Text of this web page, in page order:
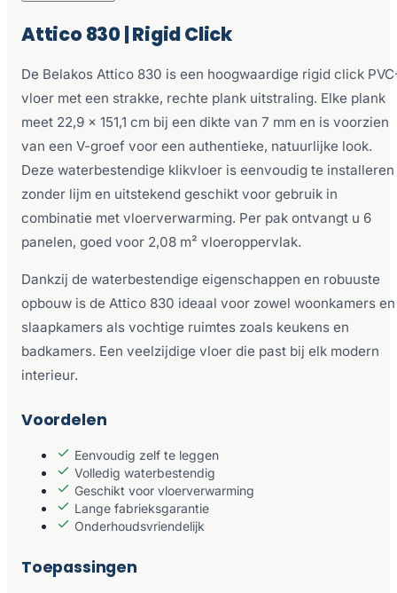
Attico 830 | Rigid Click
De Belakos Attico 830 is een hoogwaardige rigid click
vloer met een strakke, rechte plank uitstraling. Elke plank
meet 22,9 x 151,1 cm bij een dikte van 7 mm en is voorzien
van een V-groef voor een authentieke, natuurlijke look.
Deze waterbestendige klikvloer is eenvoudig te installeren
zonder lijm en uitstekend geschikt voor gebruik in
combinatie met vloerverwarming. Per pak ontvangt u 6
panelen, goed voor 2,08 m² vloeroppervlak.
Dankzij de waterbestendige eigenschappen en robuuste
opbouw is de Attico 830 ideaal voor zowel woonkamers en
slaapkamers als vochtige ruimtes zoals keukens en
badkamers. Een veelzijdige vloer die past bij elk modern
interieur.
Voordelen
Eenvoudig zelf te leggen
Volledig waterbestendig
Geschikt voor vloerverwarming
Lange fabrieksgarantie
Onderhoudsvriendelijk
Toepassingen